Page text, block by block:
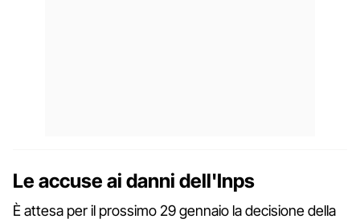
Le accuse ai danni dell'Inps
È attesa per il prossimo 29 gennaio la decisione della